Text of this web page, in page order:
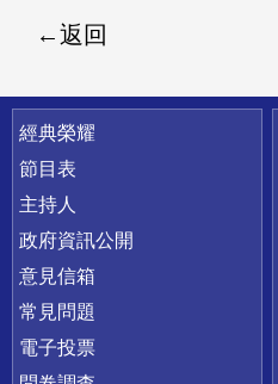
返回
快速連結
經典榮耀
節目表
主持人
政府資訊公開
意見信箱
常見問題
電子投票